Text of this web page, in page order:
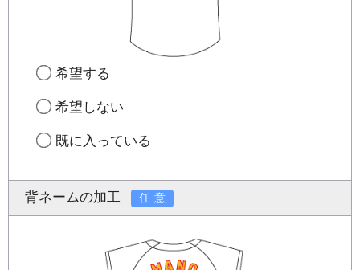
希望する
希望しない
既に入っている
背ネームの加工 任意